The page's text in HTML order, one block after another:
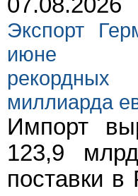
07.08.2026
Экспорт
июне
миллиарда
Импорт
123,9
поставки в